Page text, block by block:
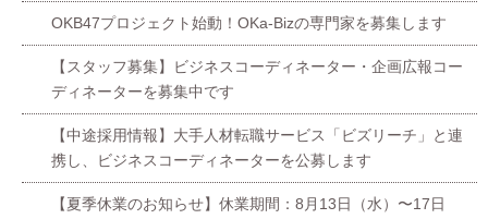
OKB47プロジェクト始動！OKa-Bizの専門家を募集します
【スタッフ募集】ビジネスコーディネーター・企画広報コー
ディネーターを募集中です
【中途採用情報】大手人材転職サービス「ビズリーチ」と連
携し、ビジネスコーディネーターを公募します
【夏季休業のお知らせ】休業期間：8月13日（水）〜17日